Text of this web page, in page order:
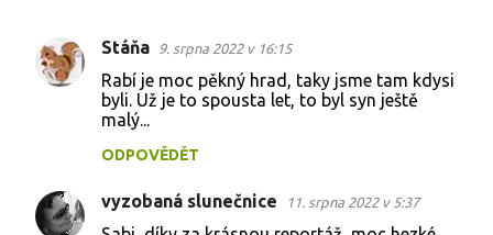
K
t
Stáňa 9. srpna 2022 v 16:15
Rabí je moc pěkný hrad, taky jsme tam kdysi
byli. Už je to spousta let, to byl syn ještě
malý...
ODPOVĚDĚT
vyzobaná slunečnice 11. srpna 2022 v 5:37